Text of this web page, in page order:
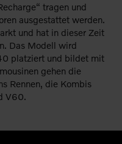
tragen und
ausgestattet werden.
und hat in dieser Zeit
Das Modell wird
platziert und bildet mit
gehen die
Rennen, die Kombis
V60.